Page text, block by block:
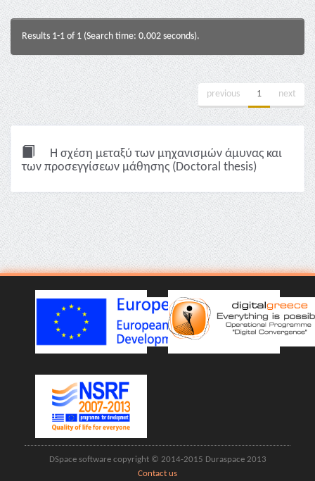
Results 1-1 of 1 (Search time: 0.002 seconds).
previous 1 next
Η σχέση μεταξύ των μηχανισμών άμυνας και
των προσεγγίσεων μάθησης (Doctoral thesis)
DSpace software copyright © 2014-2015 Duraspace 2013
Contact us